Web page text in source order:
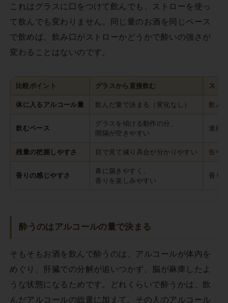
これはグラスに口をつけて飲んでも、ストローを使っ
て飲んでも変わりません。同じ量のお酒を同じペース
で飲めば、飲み口がストローかどうかで酔いの強さが
変わることはないのです。
比較ポイント グラスから直接飲む スト
体に入るアルコール量 飲んだ量で決まる（変化なし） 飲ん
飲むペース
グラスを傾ける動作の分、
間隔が空きやすい
連続
残量の把握しやすさ 目で見て減り具合が分かりやすい 缶や
香りの感じやすさ
鼻に届きやすく、
香りを楽しみやすい
香り
酔うのはアルコールの量で決まる
そもそもお酒を飲んで酔うのは、アルコールが体内を
めぐり、肝臓での分解が追いつかず、脳が麻痺したよ
うな状態になるためです。どれくらいで酔うかは、飲
んだアルコールの総量に加えて、その人のアルコール